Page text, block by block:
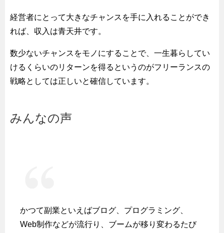
経営者にとって大きなチャンスを手に入れることができ
れば、収入は青天井です。
数少ないチャンスをモノにすることで、一生暮らしてい
けるくらいのリターンを得るというのがフリーランスの
戦略としては正しいと確信しています。
みんなの声
かつて副業といえばブログ、プログラミング、
Web制作などが流行り、ブームが移り変わるたび